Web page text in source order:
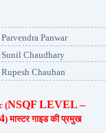
Parvendra Panwar
Sunil Chaudhary
Rupesh Chauhan
(NSQF LEVEL –
) मास्टर गाइड की प्रमुख